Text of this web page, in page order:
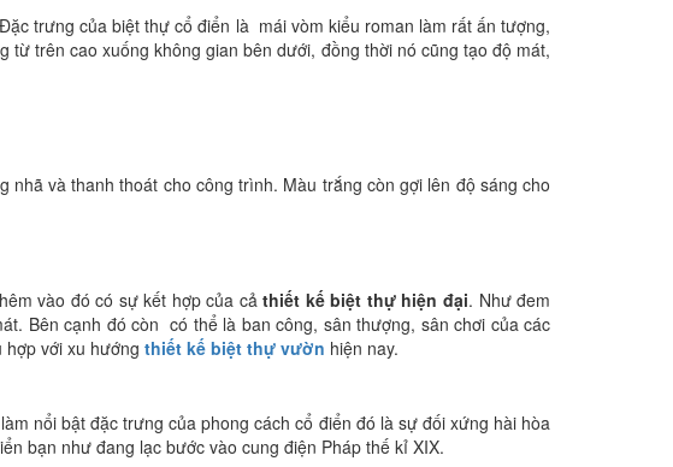
trưng của biệt thự cổ điển là mái vòm kiểu roman làm rất ấn tượng,
trên cao xuống không gian bên dưới, đồng thời nó cũng tạo độ mát,
và thanh thoát cho công trình. Màu trắng còn gợi lên độ sáng cho
vào đó có sự kết hợp của cảthiết kế biệt thự hiện đại. Như đem
Bên cạnh đó còn có thể là ban công, sân thượng, sân chơi của các
hợp với xu hướng thiết kế biệt thự vườn hiện nay.
nổi bật đặc trưng của phong cách cổ điển đó là sự đối xứng hài hòa
bạn như đang lạc bước vào cung điện Pháp thế kỉ XIX.